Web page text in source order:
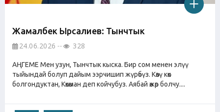
Жамалбек Ырсалиев: Тынчтык
24.06.2026 328
АҢГЕМЕ Мен узун, Тынчтык кыска. Бир сом менен элүү
тыйындай болуп дайым ээрчишип жүрөбүз. Көзү көк
болгондуктан, Көкөман деп койчубуз. Аябай өжөр болчу....